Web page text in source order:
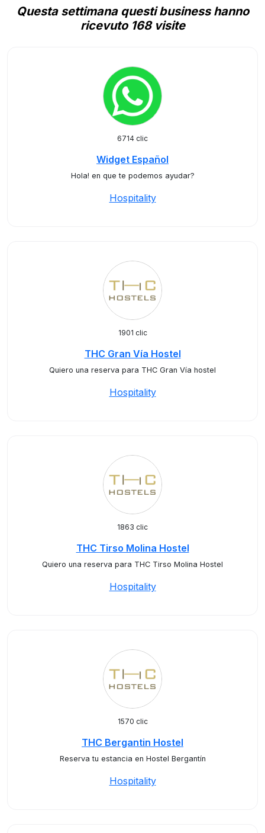
Questa settimana questi business hanno
ricevuto 168 visite
6714 clic
Widget Español
Hola! en que te podemos ayudar?
Hospitality
1901 clic
THC Gran Vía Hostel
Quiero una reserva para THC Gran Vía hostel
Hospitality
1863 clic
THC Tirso Molina Hostel
Quiero una reserva para THC Tirso Molina Hostel
Hospitality
1570 clic
THC Bergantin Hostel
Reserva tu estancia en Hostel Bergantín
Hospitality